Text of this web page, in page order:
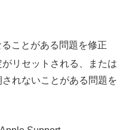
ことがある問題を修正
リセットされる、または
れないことがある問題を